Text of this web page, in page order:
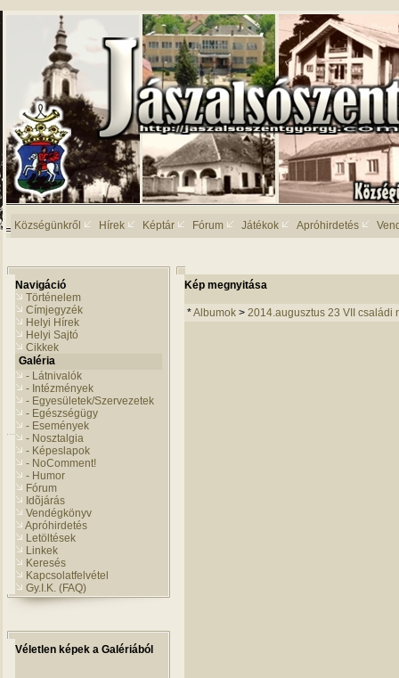
Községünkről Hírek Képtár Fórum Játékok Apróhirdetés
Navigáció
Történelem
Címjegyzék
Helyi Hírek
Helyi Sajtó
Cikkek
Galéria
- Látnivalók
- Intézmények
- Egyesületek/Szervezetek
- Egészségügy
- Események
- Nosztalgia
- Képeslapok
- NoComment!
- Humor
Fórum
Idõjárás
Vendégkönyv
Apróhirdetés
Letöltések
Linkek
Keresés
Kapcsolatfelvétel
Gy.I.K. (FAQ)
Véletlen képek a Galériából
Kép megnyitása
*Albumok > 2014.augusztus 23 VII családi